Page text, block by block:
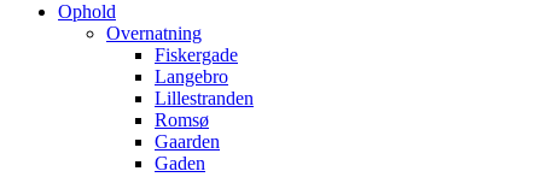
Ophold
Overnatning
Fiskergade
Langebro
Lillestranden
Romsø
Gaarden
Gaden